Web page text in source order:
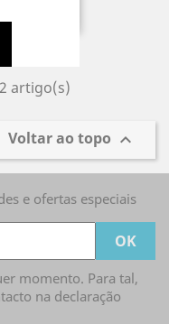
artigo(s)
Voltar ao topo 
e ofertas especiais
momento. Para tal,
na declaração